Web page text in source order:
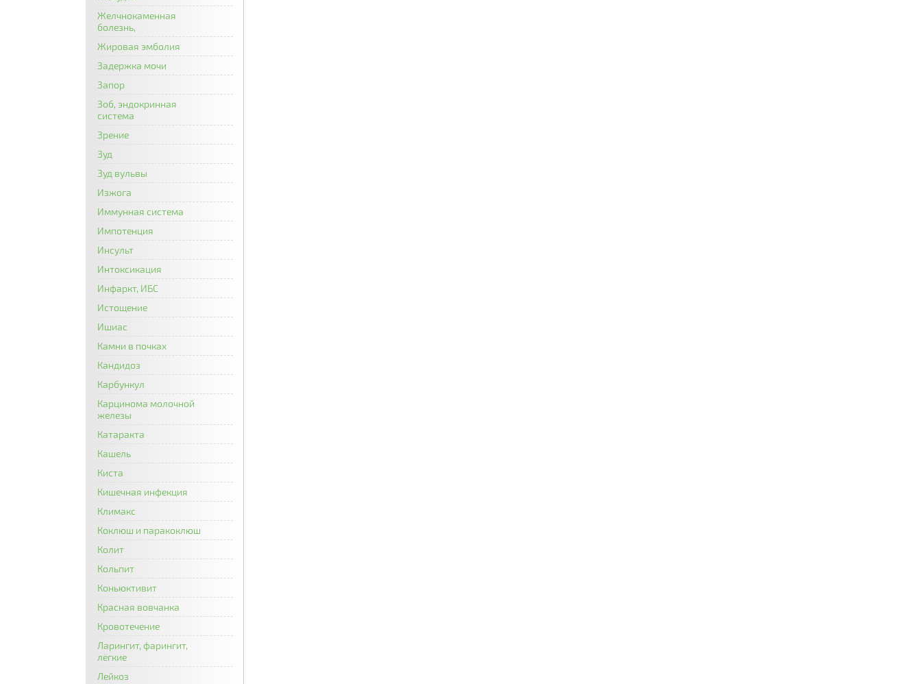
Желчнокаменная
болезнь,
Жировая эмболия
Задержка мочи
Запор
Зоб, эндокринная
система
Зрение
Зуд
Зуд вульвы
Изжога
Иммунная система
Импотенция
Инсульт
Интоксикация
Инфаркт, ИБС
Истощение
Ишиас
Камни в почках
Кандидоз
Карбункул
Карцинома молочной
железы
Катаракта
Кашель
Киста
Кишечная инфекция
Климакс
Коклюш и паракоклюш
Колит
Кольпит
Коньюктивит
Красная вовчанка
Кровотечение
Ларингит, фарингит,
лёгкие
Лейкоз